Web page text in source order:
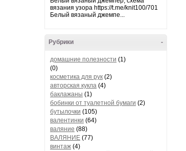
вязания узора https://t.me/knit100/701
Белый вязаный джемпе...
-
Рубрики
домашние полезности (1)
(0)
косметика для рук (2)
авторская кукла (4)
баклажаны (1)
бобинки от туалетной бумаги (2)
бутылочки (105)
валентинки (64)
валяние (88)
ВАЛЯНИЕ (77)
винтаж (4)